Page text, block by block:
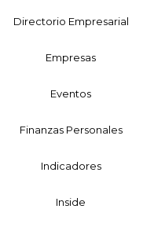
Directorio Empresarial
Empresas
Eventos
Finanzas Personales
Indicadores
Inside